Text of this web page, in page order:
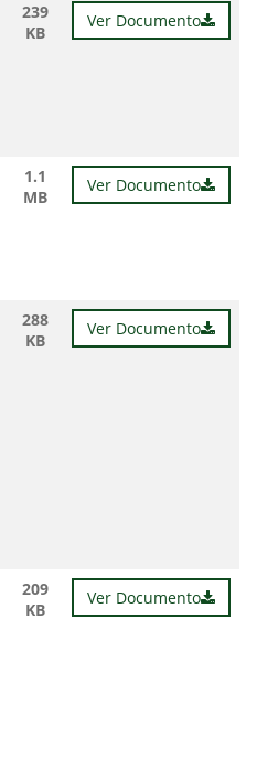
239
KB
Ver Documento
1.1
MB
Ver Documento
288
KB
Ver Documento
209
KB
Ver Documento